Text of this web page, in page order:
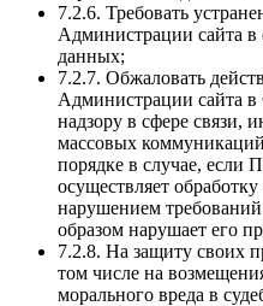
7.2.6. Требовать
Администрации сайта
данных;
7.2.7. Обжаловать
Администрации сайта
надзору в сфере связи,
массовых
порядке в случае, если
осуществляет
нарушением
образом нарушает его
7.2.8. На защиту своих
том числе на
морального вреда в